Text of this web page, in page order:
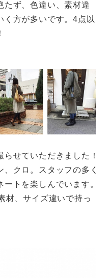
たず、色違い、素材違
く方が多いです。4点以
せていただきました！
クロ。スタッフの多く
トを楽しんでいます。
材、サイズ違いで持っ